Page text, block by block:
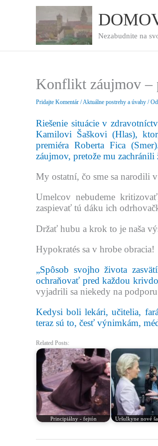
Nezabudnite na
Konflikt záujmov –
Pridajte Komentár /Aktuálne postrehy a úvahy / Od
Riešenie situácie v
Kamilovi Šaškovi (Hlas),
premiéra Roberta Fica
záujmov, pretože mu
My ostatní, čo sme sa narodili
Umelcov nebudeme
zaspievať tú dáku ich
Držať hubu a krok to je naša
Hypokratés sa v hrobe obracia!
„Spôsob svojho života
ochraňovať pred každou
vyjadrili sa niekedy na
Kedysi boli lekári, učitelia,
teraz sú to, česť výnimkám,
Related Posts:
Principiálny - fejtón Uršulkyne nové